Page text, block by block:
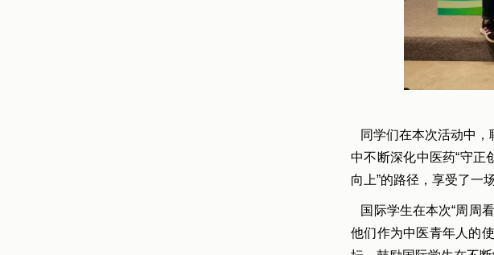
同学们在本次活动中，
中不断深化中医药“守正
向上”的路径，享受了一
国际学生在本次“周周
他们作为中医青年人的